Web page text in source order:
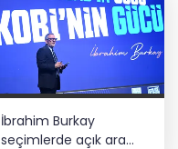
İbrahim Burkay
seçimlerde açık ara